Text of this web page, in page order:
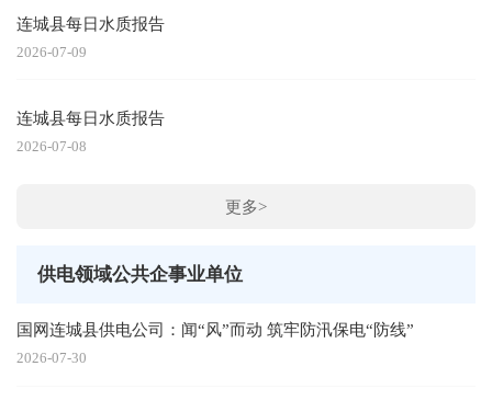
连城县每日水质报告
2026-07-09
连城县每日水质报告
2026-07-08
更多>
供电领域公共企事业单位
国网连城县供电公司：闻“风”而动 筑牢防汛保电“防线”
2026-07-30